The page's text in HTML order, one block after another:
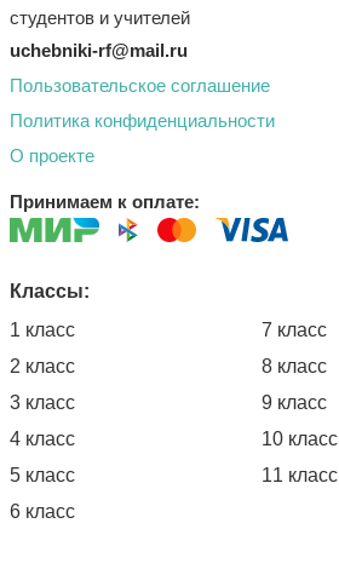
студентов и учителей
uchebniki-rf@mail.ru
Пользовательское соглашение
Политика конфиденциальности
О проекте
Принимаем к оплате:
Классы:
1 класс
2 класс
3 класс
4 класс
5 класс
6 класс
7 класс
8 класс
9 класс
10 класс
11 класс